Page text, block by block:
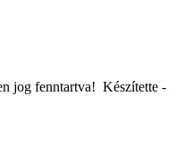
Vajdaiskola.hu © 2012-2023 Minden jog fenntartva! ‎‎‏‏‎ ‎Készítette -